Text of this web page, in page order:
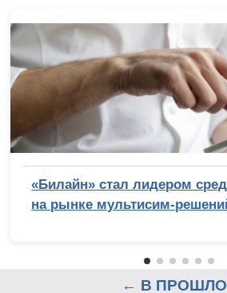
«Билайн» стал лидером
на рынке мультисим-
← В